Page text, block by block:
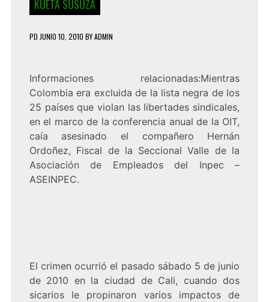
KUETA SUSUZA
PD JUNIO 10, 2010 BYADMIN
Informaciones relacionadas:Mientras
Colombia era excluida de la lista negra de los
25 países que violan las libertades sindicales,
en el marco de la conferencia anual de la OIT,
caía asesinado el compañero Hernán
Ordoñez, Fiscal de la Seccional Valle de la
Asociación de Empleados del Inpec –
ASEINPEC.
El crimen ocurrió el pasado sábado 5 de junio
de 2010 en la ciudad de Cali, cuando dos
sicarios le propinaron varios impactos de